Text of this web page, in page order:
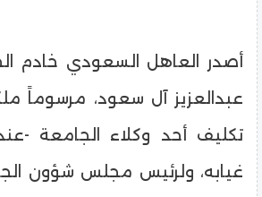
أصدر العاهل السعودي خادم
عبدالعزيز آل سعود، مرسوماً
تكليف أحد وكلاء الجامعة -
غيابه، ولرئيس مجلس شؤون